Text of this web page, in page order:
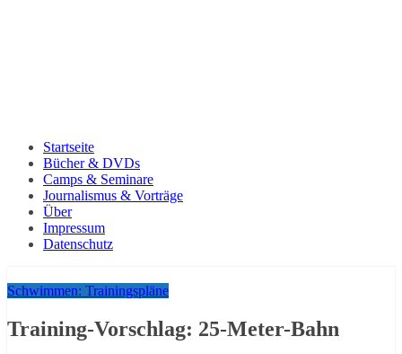
Startseite
Bücher & DVDs
Camps & Seminare
Journalismus & Vorträge
Über
Impressum
Datenschutz
Schwimmen: Trainingspläne
Training-Vorschlag: 25-Meter-Bahn